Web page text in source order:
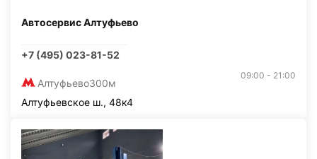
Автосервис Алтуфьево
+7 (495) 023-81-52
Алтуфьево300м
09:00 - 21:00
Алтуфьевское ш., 48к4